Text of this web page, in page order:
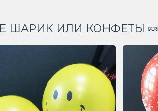
ШАРИК ИЛИ КОНФЕТЫ 🍬